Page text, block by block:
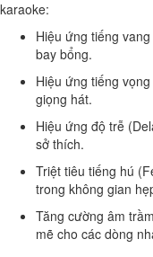
karaoke:
Hiệu ứng tiếng
bay bổng.
Hiệu ứng tiếng
giọng hát.
Hiệu ứng độ trễ
sở thích.
Triệt tiêu tiếng hú
trong không gian
Tăng cường âm
mẽ cho các dòng